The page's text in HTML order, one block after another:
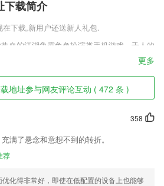
下载简介
在下载,新用户还送新人礼包.
血的江湖争霸角色扮演类手机游戏，千人的
功就可以来轻松的飞檐走壁，拥有了兄弟的
，谁敢不服随时来战，加入了最强大的副本
真情，华丽的婚恋系统盛世开启，没有任何
侠传奇，全自由的探索助你走上大侠之旅。
件特色
更多
地址参与网友评论互动 ( 472 条 )
358
满了悬念和意想不到的转折。
荐
优化得非常好，即使在低配置的设备上也能够